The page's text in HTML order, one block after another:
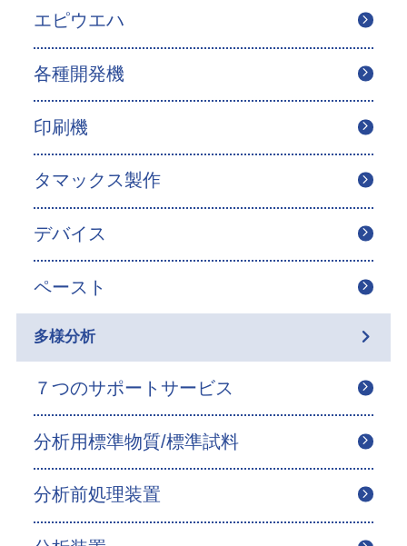
エピウエハ
各種開発機
印刷機
タマックス製作
デバイス
ペースト
多様分析
７つのサポートサービス
分析用標準物質/標準試料
分析前処理装置